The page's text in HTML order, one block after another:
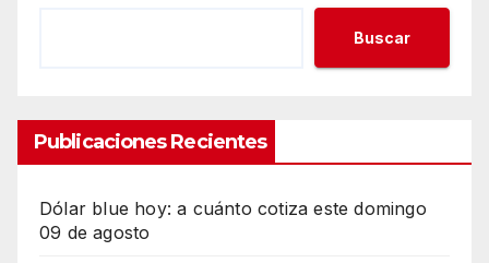
Buscar
Publicaciones Recientes
Dólar blue hoy: a cuánto cotiza este domingo
09 de agosto